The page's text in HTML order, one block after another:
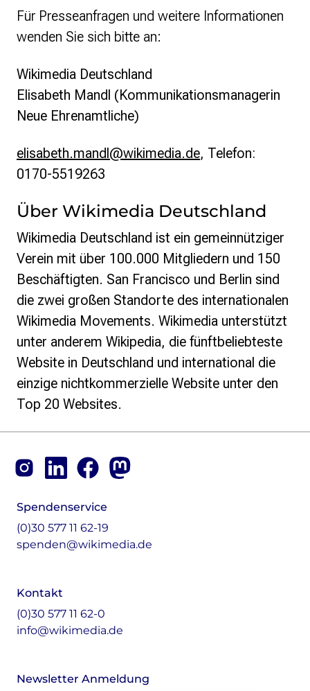
Für Presseanfragen und weitere Informationen
wenden Sie sich bitte an:
Wikimedia Deutschland
Elisabeth Mandl (Kommunikationsmanagerin
Neue Ehrenamtliche)
elisabeth.mandl@wikimedia.de, Telefon:
0170-5519263
Über Wikimedia Deutschland
Wikimedia Deutschland ist ein gemeinnütziger
Verein mit über 100.000 Mitgliedern und 150
Beschäftigten. San Francisco und Berlin sind
die zwei großen Standorte des internationalen
Wikimedia Movements. Wikimedia unterstützt
unter anderem Wikipedia, die fünftbeliebteste
Website in Deutschland und international die
einzige nichtkommerzielle Website unter den
Top 20 Websites.
InstagramLinkedInFacebookMastodon
Spendenservice
(0)30 577 11 62-19
spenden@wikimedia.de
Kontakt
(0)30 577 11 62-0
info@wikimedia.de
Newsletter Anmeldung